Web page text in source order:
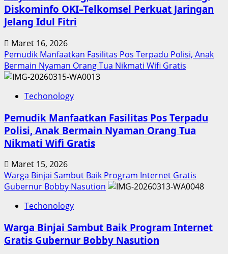
Diskominfo OKI–Telkomsel Perkuat Jaringan
Jelang Idul Fitri
Maret 16, 2026
Pemudik Manfaatkan Fasilitas Pos Terpadu Polisi, Anak
Bermain Nyaman Orang Tua Nikmati Wifi Gratis
Techonology
Pemudik Manfaatkan Fasilitas Pos Terpadu
Polisi, Anak Bermain Nyaman Orang Tua
Nikmati Wifi Gratis
Maret 15, 2026
Warga Binjai Sambut Baik Program Internet Gratis
Gubernur Bobby Nasution
Techonology
Warga Binjai Sambut Baik Program Internet
Gratis Gubernur Bobby Nasution